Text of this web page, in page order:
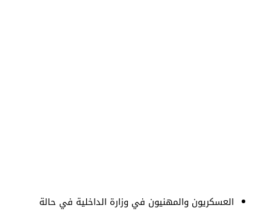
العسكريون والمهنيون في وزارة الداخلية في حالة